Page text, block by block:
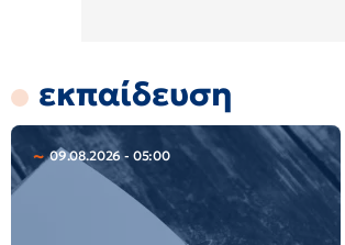
εκπαίδευση
09.08.2026 - 05:00